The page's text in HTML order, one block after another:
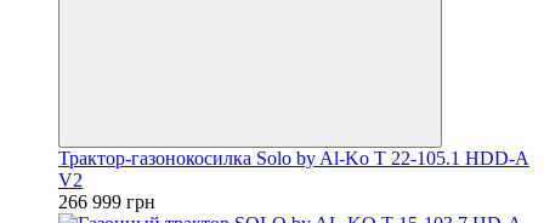
Трактор-газонокосилка Solo by Al-Ko T 22-105.1 HDD-A
V2
266 999 грн